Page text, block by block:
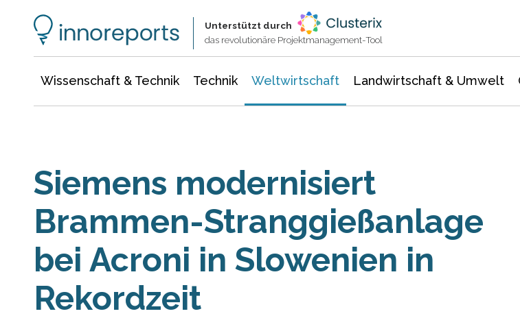
Unterstützt durch
das revolutionäre Projektmanagement-Tool
Wissenschaft & Technik Technik Weltwirtschaft Landwirtschaft & Umwelt
Siemens modernisiert
Brammen-Stranggießanlage
bei Acroni in Slowenien in
Rekordzeit